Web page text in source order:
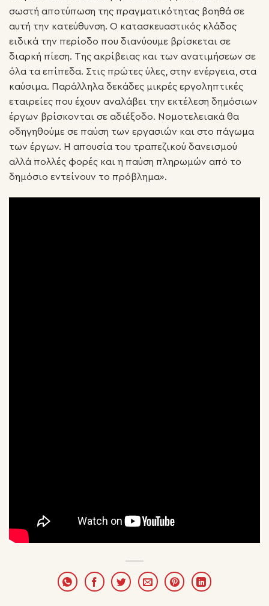
σωστή αποτύπωση της πραγματικότητας βοηθά σε
αυτή την κατεύθυνση. Ο κατασκευαστικός κλάδος
ειδικά την περίοδο που διανύουμε βρίσκεται σε
διαρκή πίεση. Της ακρίβειας και των ανατιμήσεων σε
όλα τα επίπεδα. Στις πρώτες ύλες, στην ενέργεια, στα
καύσιμα. Παράλληλα δεκάδες μικρές εργοληπτικές
εταιρείες που έχουν αναλάβει την εκτέλεση δημόσιων
έργων βρίσκονται σε αδιέξοδο. Νομοτελειακά θα
οδηγηθούμε σε παύση των εργασιών και στο πάγωμα
των έργων. Η απουσία του τραπεζικού δανεισμού
αλλά πολλές φορές και η παύση πληρωμών από το
δημόσιο εντείνουν το πρόβλημα».